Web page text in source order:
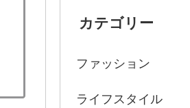
カテゴリー
ファッション
ライフスタイル